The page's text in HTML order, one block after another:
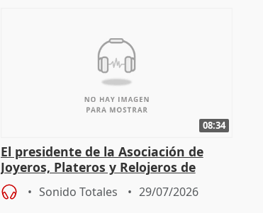
08:34
El presidente de la Asociación de
Joyeros, Plateros y Relojeros de
Córdoba celebra la IGP
Sonido Totales 29/07/2026